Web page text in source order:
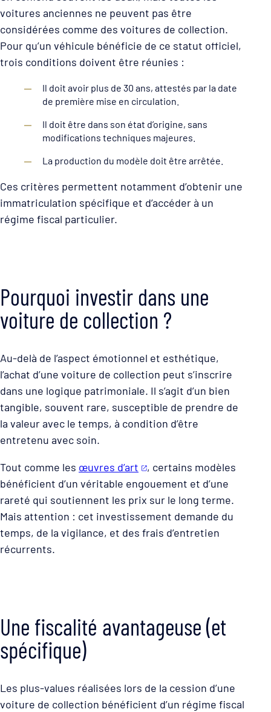
voitures anciennes ne peuvent pas être
considérées comme des voitures de collection.
Pour qu’un véhicule bénéficie de ce statut officiel,
trois conditions doivent être réunies :
Il doit avoir plus de 30 ans, attestés par la date
de première mise en circulation.
Il doit être dans son état d’origine, sans
modifications techniques majeures.
La production du modèle doit être arrêtée.
Ces critères permettent notamment d’obtenir une
immatriculation spécifique et d’accéder à un
régime fiscal particulier.
Pourquoi investir dans une
voiture de collection ?
Au-delà de l’aspect émotionnel et esthétique,
l’achat d’une voiture de collection peut s’inscrire
dans une logique patrimoniale. Il s’agit d’un bien
tangible, souvent rare, susceptible de prendre de
la valeur avec le temps, à condition d’être
entretenu avec soin.
Tout comme les œuvres d’art
, certains modèles
bénéficient d’un véritable engouement et d’une
rareté qui soutiennent les prix sur le long terme.
Mais attention : cet investissement demande du
temps, de la vigilance, et des frais d’entretien
récurrents.
Une fiscalité avantageuse (et
spécifique)
Les plus-values réalisées lors de la cession d’une
voiture de collection bénéficient d’un régime fiscal